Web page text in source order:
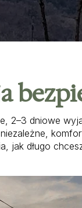
2–3 dniowe
jak długo